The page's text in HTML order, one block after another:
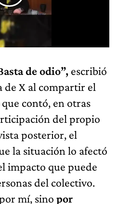
de odio”, escribió
de X al compartir el
contó, en otras
del propio
posterior, el
la situación lo afectó
impacto que puede
del colectivo.
mí, sino por